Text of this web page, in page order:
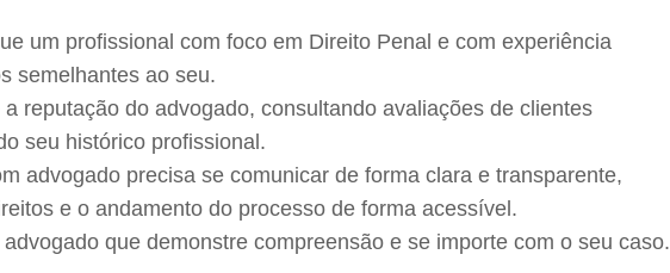
um profissional com foco em Direito Penal e com experiência
semelhantes ao seu.
reputação do advogado, consultando avaliações de clientes
seu histórico profissional.
advogado precisa se comunicar de forma clara e transparente,
e o andamento do processo de forma acessível.
que demonstre compreensão e se importe com o seu caso.